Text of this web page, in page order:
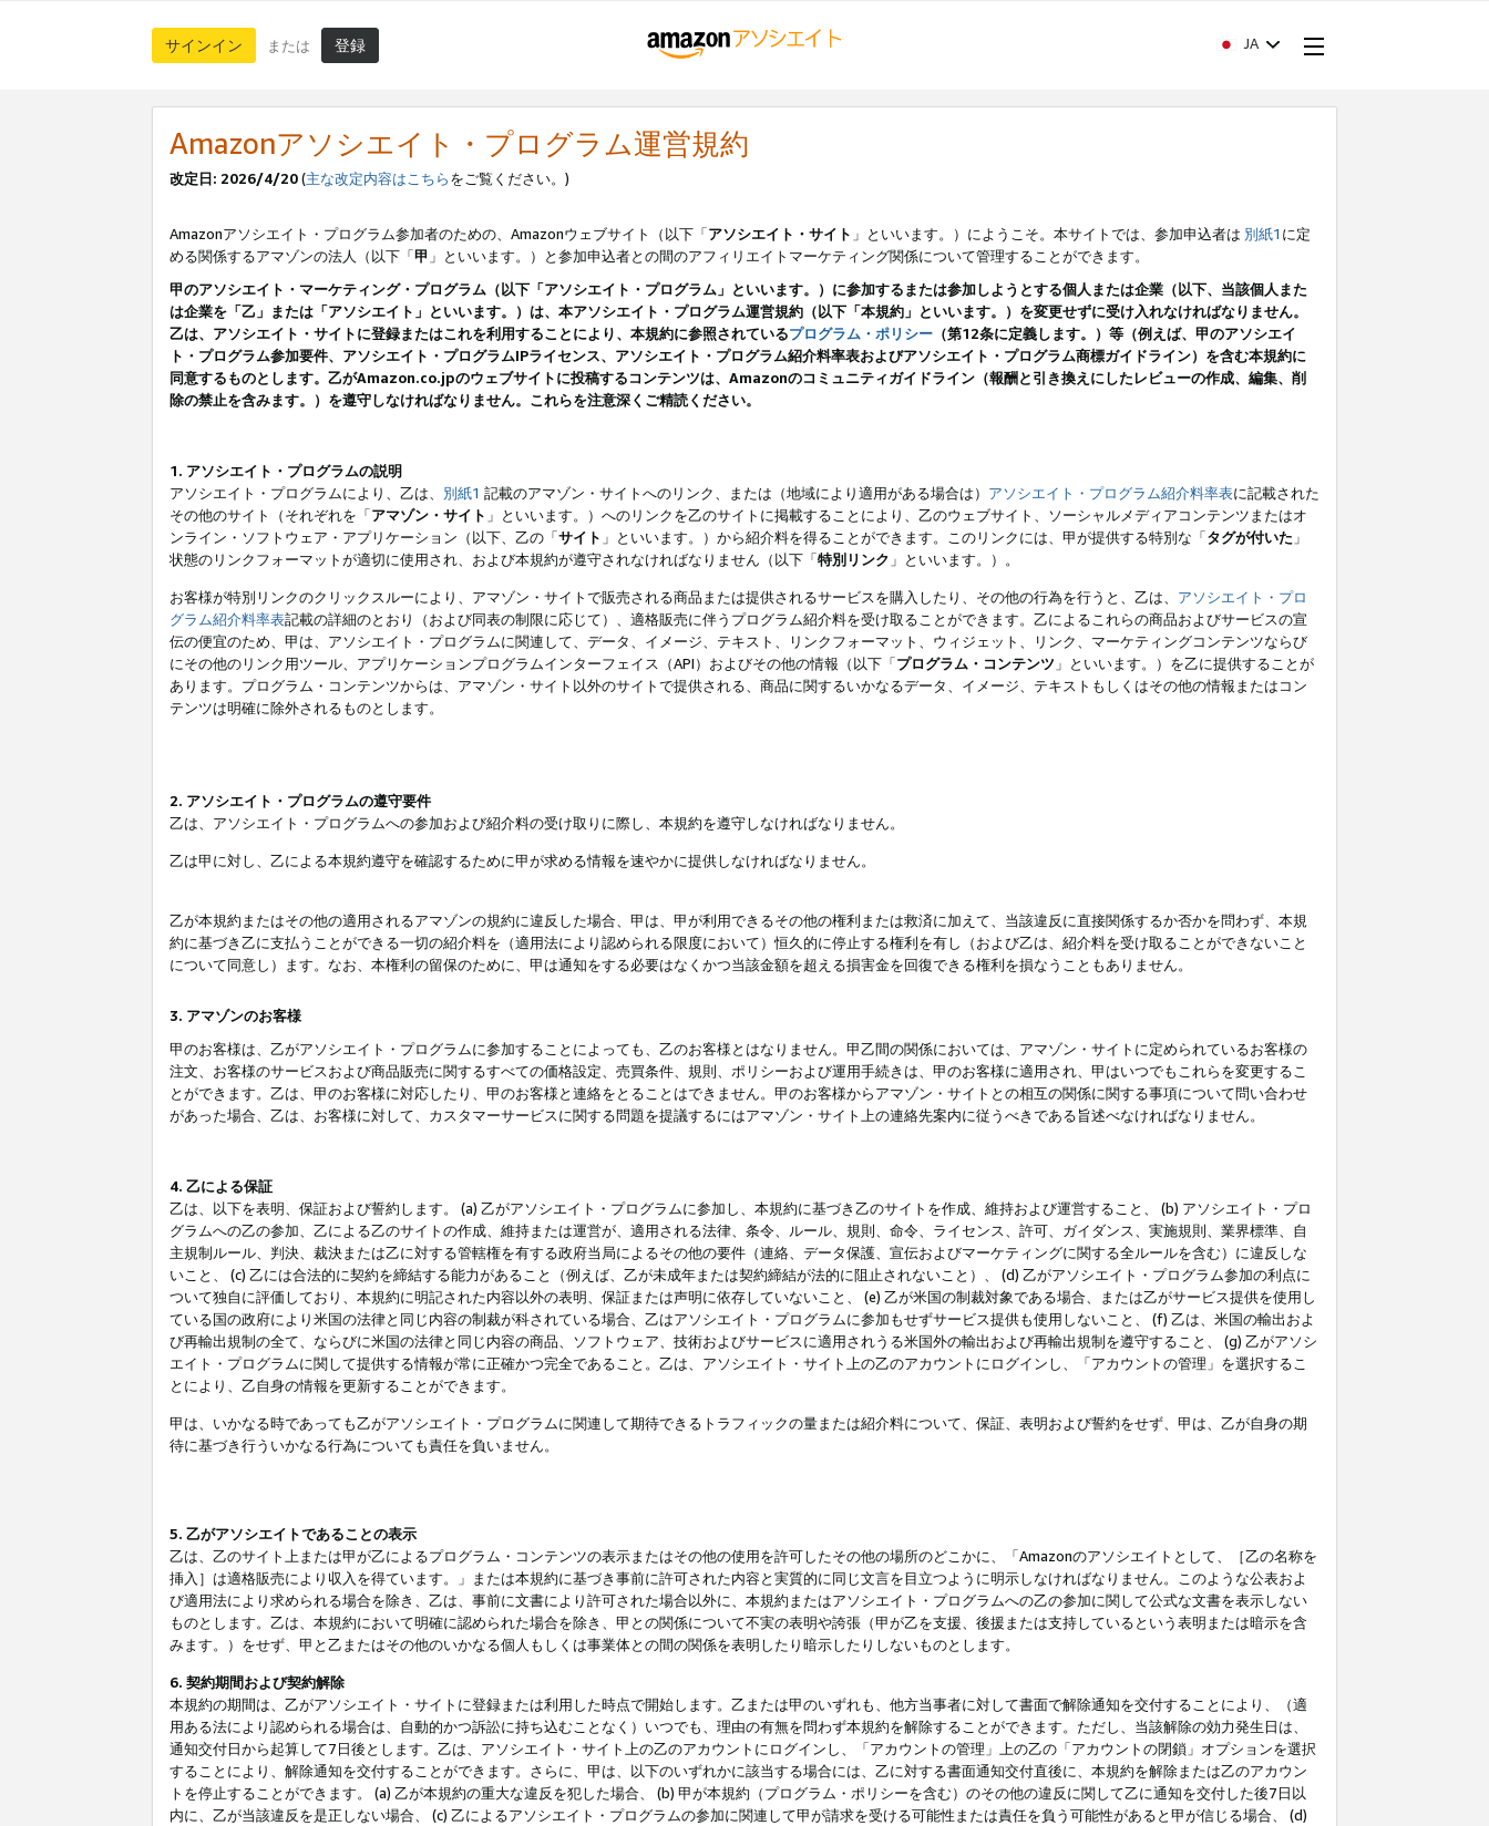
サインイン または 登録 JA
Amazonアソシエイト・プログラム運営規約
改定日: 2026/4/20(主な改定内容はこちらをご覧ください。)
Amazonアソシエイト・プログラム参加者のための、Amazonウェブサイト（以下「アソシエイト・サイト 」といいます。）にようこそ。本サイトでは、参加申込者は 別紙1 に定
める関係するアマゾンの法人（以下「甲 」といいます。）と参加申込者との間のアフィリエイトマーケティング関係について管理することができます。
甲のアソシエイト・マーケティング・プログラム（以下「アソシエイト・プログラム」といいます。）に参加するまたは参加しようとする個人または企業（以下、当該個人また
は企業を「乙」または「アソシエイト」といいます。）は、本アソシエイト・プログラム運営規約（以下「本規約」といいます。）を変更せずに受け入れなければなりません。
乙は、アソシエイト・サイトに登録またはこれを利用することにより、本規約に参照されているプログラム・ポリシー （第12条に定義します。）等（例えば、甲のアソシエイ
ト・プログラム参加要件、アソシエイト・プログラムIPライセンス、アソシエイト・プログラム紹介料率表およびアソシエイト・プログラム商標ガイドライン）を含む本規約に
同意するものとします。乙がAmazon.co.jpのウェブサイトに投稿するコンテンツは、Amazonのコミュニティガイドライン（報酬と引き換えにしたレビューの作成、編集、削
除の禁止を含みます。）を遵守しなければなりません。これらを注意深くご精読ください。
1. アソシエイト・プログラムの説明
アソシエイト・プログラムにより、乙は、 別紙1 記載のアマゾン・サイトへのリンク、または（地域により適用がある場合は） アソシエイト・プログラム紹介料率表に記載された
その他のサイト（それぞれを「アマゾン・サイト 」といいます。）へのリンクを乙のサイトに掲載することにより、乙のウェブサイト、ソーシャルメディアコンテンツまたはオ
ンライン・ソフトウェア・アプリケーション（以下、乙の「サイト 」といいます。）から紹介料を得ることができます。このリンクには、甲が提供する特別な「タグが付いた 」
状態のリンクフォーマットが適切に使用され、および本規約が遵守されなければなりません（以下「特別リンク 」といいます。）。
お客様が特別リンクのクリックスルーにより、アマゾン・サイトで販売される商品または提供されるサービスを購入したり、その他の行為を行うと、乙は、 アソシエイト・プロ
グラム紹介料率表記載の詳細のとおり（および同表の制限に応じて）、適格販売に伴うプログラム紹介料を受け取ることができます。乙によるこれらの商品およびサービスの宣
伝の便宜のため、甲は、アソシエイト・プログラムに関連して、データ、イメージ、テキスト、リンクフォーマット、ウィジェット、リンク、マーケティングコンテンツならび
にその他のリンク用ツール、アプリケーションプログラムインターフェイス（API）およびその他の情報（以下「プログラム・コンテンツ 」といいます。）を乙に提供することが
あります。プログラム・コンテンツからは、アマゾン・サイト以外のサイトで提供される、商品に関するいかなるデータ、イメージ、テキストもしくはその他の情報またはコン
テンツは明確に除外されるものとします。
2. アソシエイト・プログラムの遵守要件
乙は、アソシエイト・プログラムへの参加および紹介料の受け取りに際し、本規約を遵守しなければなりません。
乙は甲に対し、乙による本規約遵守を確認するために甲が求める情報を速やかに提供しなければなりません。
乙が本規約またはその他の適用されるアマゾンの規約に違反した場合、甲は、甲が利用できるその他の権利または救済に加えて、当該違反に直接関係するか否かを問わず、本規
約に基づき乙に支払うことができる一切の紹介料を（適用法により認められる限度において）恒久的に停止する権利を有し（および乙は、紹介料を受け取ることができないこと
について同意し）ます。なお、本権利の留保のために、甲は通知をする必要はなくかつ当該金額を超える損害金を回復できる権利を損なうこともありません。
3. アマゾンのお客様
甲のお客様は、乙がアソシエイト・プログラムに参加することによっても、乙のお客様とはなりません。甲乙間の関係においては、アマゾン・サイトに定められているお客様の
注文、お客様のサービスおよび商品販売に関するすべての価格設定、売買条件、規則、ポリシーおよび運用手続きは、甲のお客様に適用され、甲はいつでもこれらを変更するこ
とができます。乙は、甲のお客様に対応したり、甲のお客様と連絡をとることはできません。甲のお客様からアマゾン・サイトとの相互の関係に関する事項について問い合わせ
があった場合、乙は、お客様に対して、カスタマーサービスに関する問題を提議するにはアマゾン・サイト上の連絡先案内に従うべきである旨述べなければなりません。
4. 乙による保証
乙は、以下を表明、保証および誓約します。 (a) 乙がアソシエイト・プログラムに参加し、本規約に基づき乙のサイトを作成、維持および運営すること、 (b) アソシエイト・プロ
グラムへの乙の参加、乙による乙のサイトの作成、維持または運営が、適用される法律、条令、ルール、規則、命令、ライセンス、許可、ガイダンス、実施規則、業界標準、自
主規制ルール、判決、裁決または乙に対する管轄権を有する政府当局によるその他の要件（連絡、データ保護、宣伝およびマーケティングに関する全ルールを含む）に違反しな
いこと、 (c) 乙には合法的に契約を締結する能力があること（例えば、乙が未成年または契約締結が法的に阻止されないこと）、 (d) 乙がアソシエイト・プログラム参加の利点に
ついて独自に評価しており、本規約に明記された内容以外の表明、保証または声明に依存していないこと、 (e) 乙が米国の制裁対象である場合、または乙がサービス提供を使用し
ている国の政府により米国の法律と同じ内容の制裁が科されている場合、乙はアソシエイト・プログラムに参加もせずサービス提供も使用しないこと、 (f) 乙は、米国の輸出およ
び再輸出規制の全て、ならびに米国の法律と同じ内容の商品、ソフトウェア、技術およびサービスに適用されうる米国外の輸出および再輸出規制を遵守すること、 (g) 乙がアソシ
エイト・プログラムに関して提供する情報が常に正確かつ完全であること。乙は、アソシエイト・サイト上の乙のアカウントにログインし、「アカウントの管理」を選択するこ
とにより、乙自身の情報を更新することができます。
甲は、いかなる時であっても乙がアソシエイト・プログラムに関連して期待できるトラフィックの量または紹介料について、保証、表明および誓約をせず、甲は、乙が自身の期
待に基づき行ういかなる行為についても責任を負いません。
5. 乙がアソシエイトであることの表示
乙は、乙のサイト上または甲が乙によるプログラム・コンテンツの表示またはその他の使用を許可したその他の場所のどこかに、「Amazonのアソシエイトとして、［乙の名称を
挿入］は適格販売により収入を得ています。」または本規約に基づき事前に許可された内容と実質的に同じ文言を目立つように明示しなければなりません。このような公表およ
び適用法により求められる場合を除き、乙は、事前に文書により許可された場合以外に、本規約またはアソシエイト・プログラムへの乙の参加に関して公式な文書を表示しない
ものとします。乙は、本規約において明確に認められた場合を除き、甲との関係について不実の表明や誇張（甲が乙を支援、後援または支持しているという表明または暗示を含
みます。）をせず、甲と乙またはその他のいかなる個人もしくは事業体との間の関係を表明したり暗示したりしないものとします。
6. 契約期間および契約解除
本規約の期間は、乙がアソシエイト・サイトに登録または利用した時点で開始します。乙または甲のいずれも、他方当事者に対して書面で解除通知を交付することにより、（適
用ある法により認められる場合は、自動的かつ訴訟に持ち込むことなく）いつでも、理由の有無を問わず本規約を解除することができます。ただし、当該解除の効力発生日は、
通知交付日から起算して7日後とします。乙は、アソシエイト・サイト上の乙のアカウントにログインし、「アカウントの管理」上の乙の「アカウントの閉鎖」オプションを選択
することにより、解除通知を交付することができます。さらに、甲は、以下のいずれかに該当する場合には、乙に対する書面通知交付直後に、本規約を解除または乙のアカウン
トを停止することができます。 (a) 乙が本規約の重大な違反を犯した場合、 (b) 甲が本規約（プログラム・ポリシーを含む）のその他の違反に関して乙に通知を交付した後7日以
内に、乙が当該違反を是正しない場合、 (c) 乙によるアソシエイト・プログラムの参加に関連して甲が請求を受ける可能性または責任を負う可能性があると甲が信じる場合、 (d)